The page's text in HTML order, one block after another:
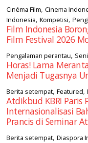
Cinéma Film,Cinema
Indonesia,Kompetisi,
Film Indonesia
Film Festival 2026
Pengalaman perantau,
Horas! Lama
Menjadi Tugasnya
Berita setempat,Featured,
Atdikbud KBRI Paris
Internasionalisasi
Prancis di Seminar
Berita setempat,Diaspora